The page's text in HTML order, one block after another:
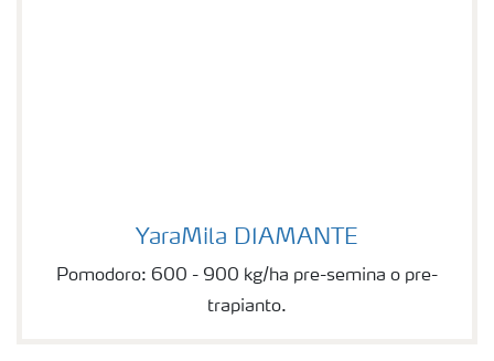
YaraMila DIAMANTE
Pomodoro: 600 - 900 kg/ha pre-semina o pre-
trapianto.